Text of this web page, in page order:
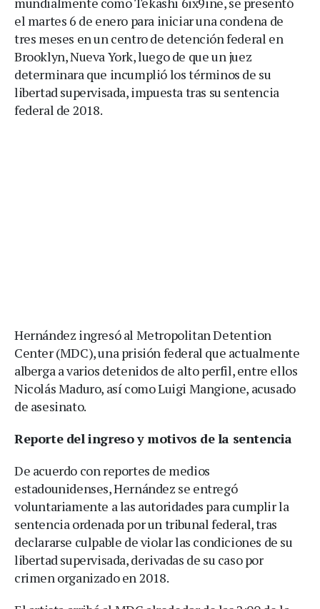
el martes 6 de enero para iniciar una condena de
tres meses en un centro de detención federal en
Brooklyn, Nueva York, luego de que un juez
determinara que incumplió los términos de su
libertad supervisada, impuesta tras su sentencia
federal de 2018.
Hernández ingresó al Metropolitan Detention
Center (MDC), una prisión federal que actualmente
alberga a varios detenidos de alto perfil, entre ellos
Nicolás Maduro, así como Luigi Mangione, acusado
de asesinato.
Reporte del ingreso y motivos de la sentencia
De acuerdo con reportes de medios
estadounidenses, Hernández se entregó
voluntariamente a las autoridades para cumplir la
sentencia ordenada por un tribunal federal, tras
declararse culpable de violar las condiciones de su
libertad supervisada, derivadas de su caso por
crimen organizado en 2018.